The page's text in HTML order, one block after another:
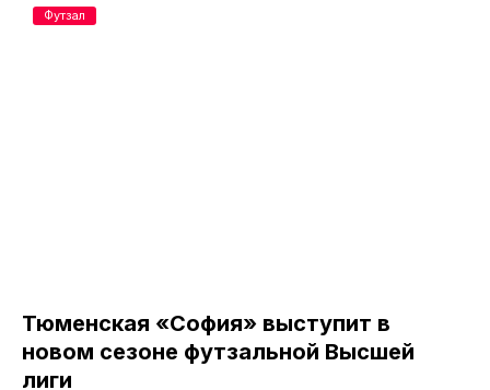
Тюменская «София» выступит в
новом сезоне футзальной Высшей
лиги
Футзал